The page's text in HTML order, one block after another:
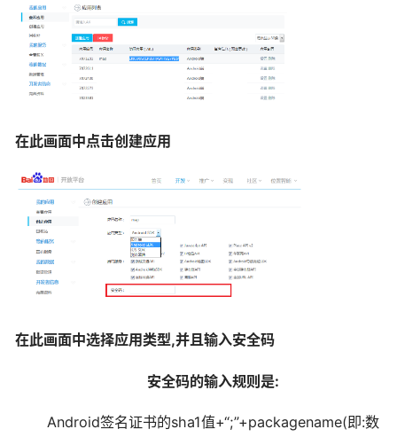
在此画面中点击创建应用
在此画面中选择应用类型,并且输入安全码
安全码的输入规则是:
Android签名证书的sha1值+“;”+packagename(即:数